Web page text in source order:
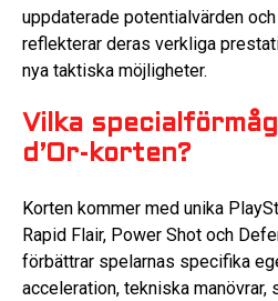
uppdaterade potentialvärden
reflekterar deras verkliga
nya taktiska möjligheter.
Vilka
d’Or-korten?
Korten kommer med unika
Rapid Flair, Power Shot och
förbättrar spelarnas specifika
acceleration, tekniska manövrar,